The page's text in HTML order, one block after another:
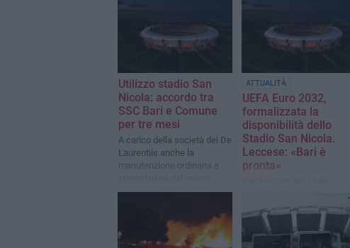
Utilizzo stadio San
Nicola: accordo tra
SSC Bari e Comune
per tre mesi
A carico della società dei De
Laurentiis anche la
manutenzione ordinaria e
erboso
ATTUALITÀ
UEFA Euro 2032,
formalizzata la
disponibilità dello
Stadio San Nicola.
Leccese: «Bari è
pronta»
individuare un percorso
sostenibile sotto il profilo
economico